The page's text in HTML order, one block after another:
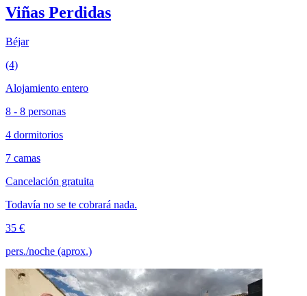
Viñas Perdidas
Béjar
(4)
Alojamiento entero
8 - 8 personas
4 dormitorios
7 camas
Cancelación gratuita
Todavía no se te cobrará nada.
35 €
pers./noche (aprox.)